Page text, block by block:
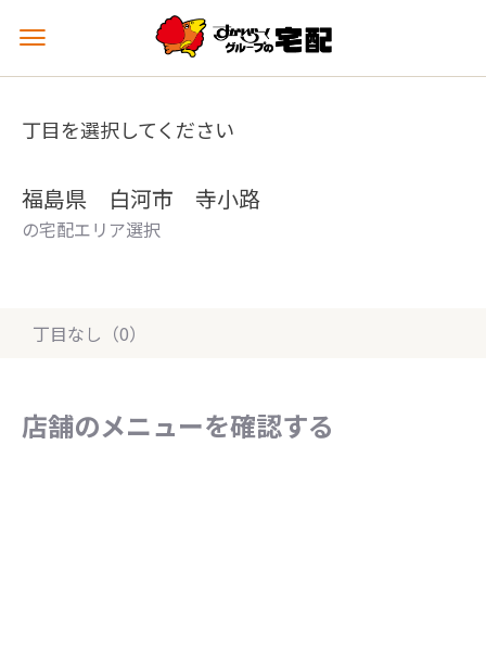
メ
ュ
を
丁目を選択してください
福島県 白河市 寺小路
の宅配エリア選択
丁目なし（0）
店舗のメニューを確認する